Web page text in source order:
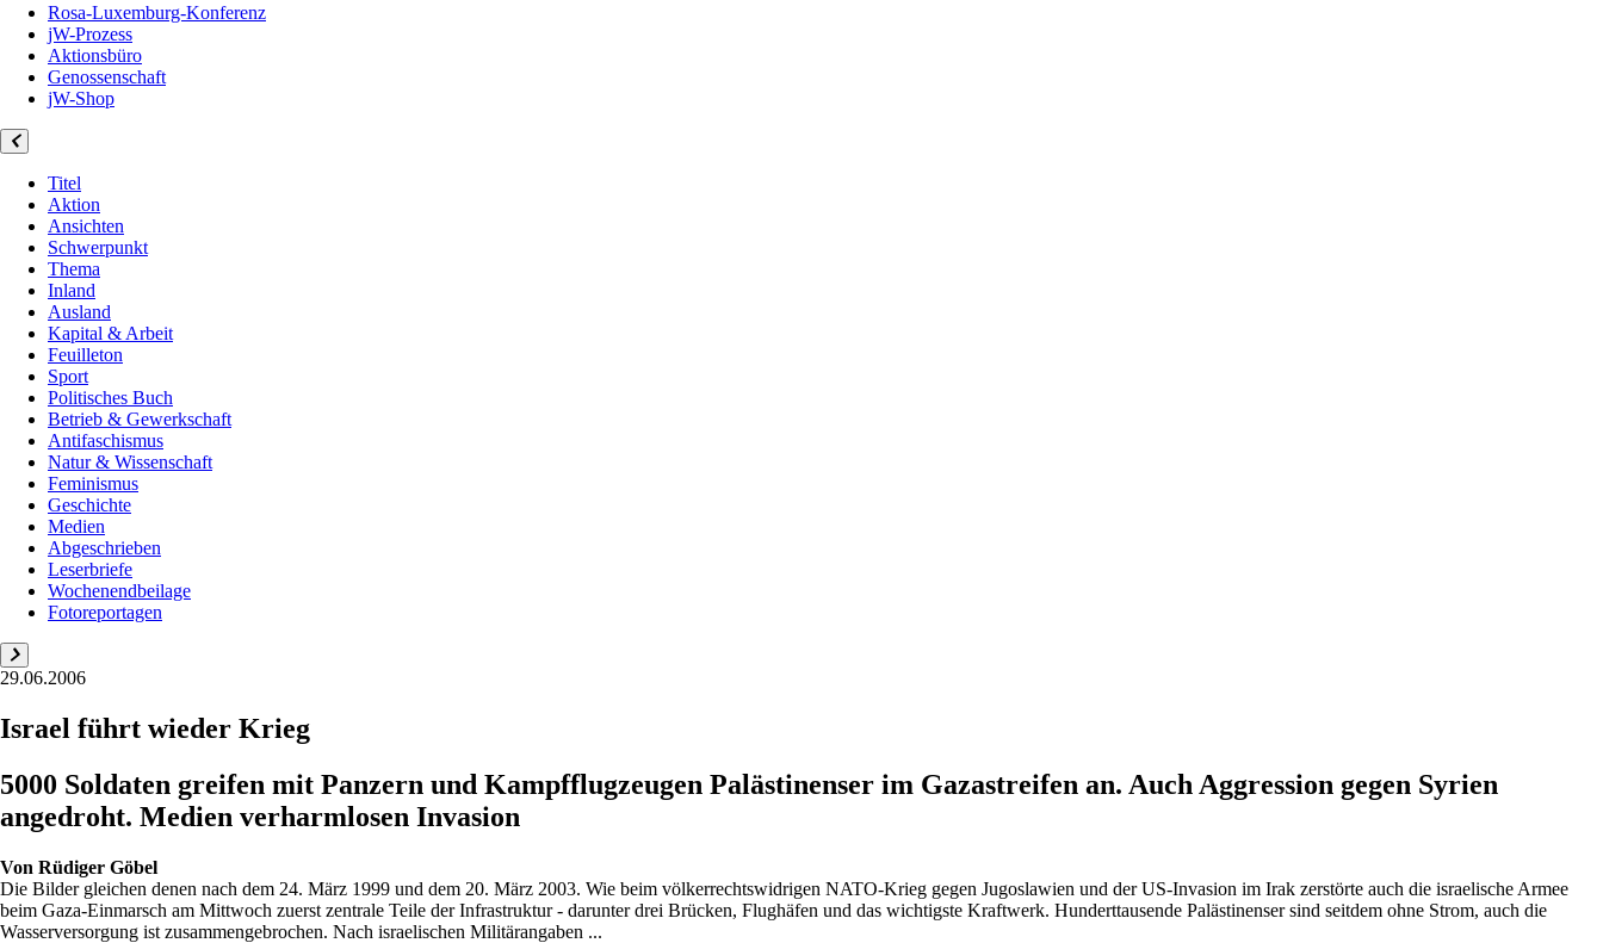
Rosa-Luxemburg-Konferenz
jW-Prozess
Aktionsbüro
Genossenschaft
jW-Shop
Titel
Aktion
Ansichten
Schwerpunkt
Thema
Inland
Ausland
Kapital & Arbeit
Feuilleton
Sport
Politisches Buch
Betrieb & Gewerkschaft
Antifaschismus
Natur & Wissenschaft
Feminismus
Geschichte
Medien
Abgeschrieben
Leserbriefe
Wochenendbeilage
Fotoreportagen
29.06.2006
Israel führt wieder Krieg
5000 Soldaten greifen mit Panzern und Kampfflugzeugen Palästinenser im Gazastreifen an. Auch Aggression gegen Syrien
angedroht. Medien verharmlosen Invasion
Von Rüdiger Göbel
Die Bilder gleichen denen nach dem 24. März 1999 und dem 20. März 2003. Wie beim völkerrechtswidrigen NATO-Krieg gegen Jugoslawien und der US-Invasion im Irak zerstörte auch die israelische Armee
beim Gaza-Einmarsch am Mittwoch zuerst zentrale Teile der Infrastruktur - darunter drei Brücken, Flughäfen und das wichtigste Kraftwerk. Hunderttausende Palästinenser sind seitdem ohne Strom, auch die
Wasserversorgung ist zusammengebrochen. Nach israelischen Militärangaben ...